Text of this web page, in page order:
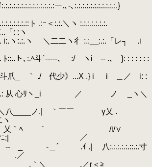
ー.､-､:.:.:.:.:.:.:.:.:.:.:.}
ト .:ｰ＜:.:.＼ヽ :.:.:.:.:.:.:.
: :ヽ
:.:.ヽ ＼二二ヽ彳 :.:__:.:.「レ┐ .i
､:.ﾍ斗´-‐‐‐-､ ゝ:/ ヽi -- .､ }: : : : : : :
｀ ./ 代少》...X .} i i ＿／ i: :
心ﾘヽ_i ／ ノ _ヽ＼
ノ.| ｀￣￣ γ乂 .
ﾍ ｀ /i/∨
ﾆｒ=≠=ﾏﾆ:| ／
´ .ｲ .| 八:.:.:.:.:.::.:.寸
.／
＼ .／r＜≧